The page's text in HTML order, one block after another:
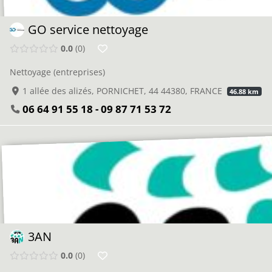
GO service nettoyage
0.0 0
Nettoyage (entreprises)
1 allée des alizés, PORNICHET, 44 44380, FRANCE
46.88 km
06 64 91 55 18 - 09 87 71 53 72
3AN
0.0 0